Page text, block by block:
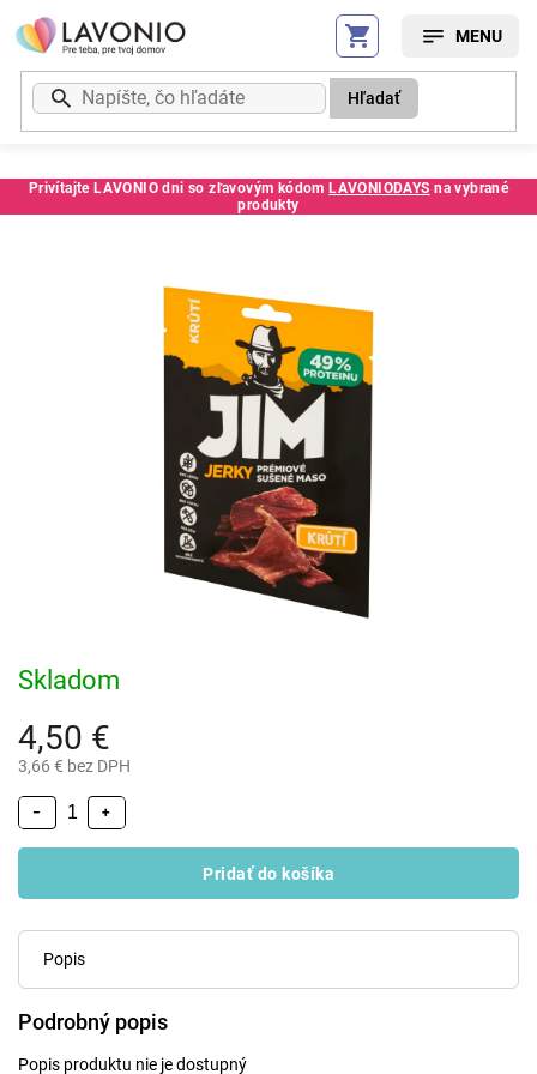
Prejsť
na
obsah
Privítajte LAVONIO dni so zľavovým kódom LAVONIODAYS na vybrané
produkty
Hľadať
Kód: 244126SC
4,50 €
3,66 € bez DPH
Skladom
+
−
Pridať do košíka
Popis
Podrobný popis
Popis produktu nie je dostupný